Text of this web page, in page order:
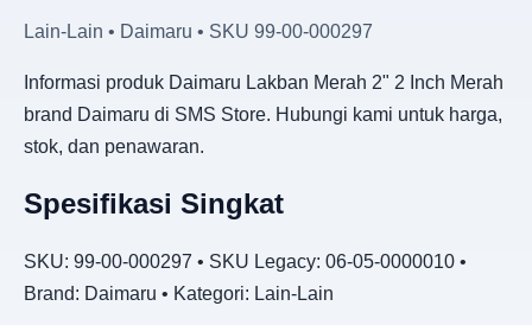
Lain-Lain • Daimaru • SKU 99-00-000297
Informasi produk Daimaru Lakban Merah 2" 2 Inch Merah
brand Daimaru di SMS Store. Hubungi kami untuk harga,
stok, dan penawaran.
Spesifikasi Singkat
SKU: 99-00-000297 • SKU Legacy: 06-05-0000010 •
Brand: Daimaru • Kategori: Lain-Lain